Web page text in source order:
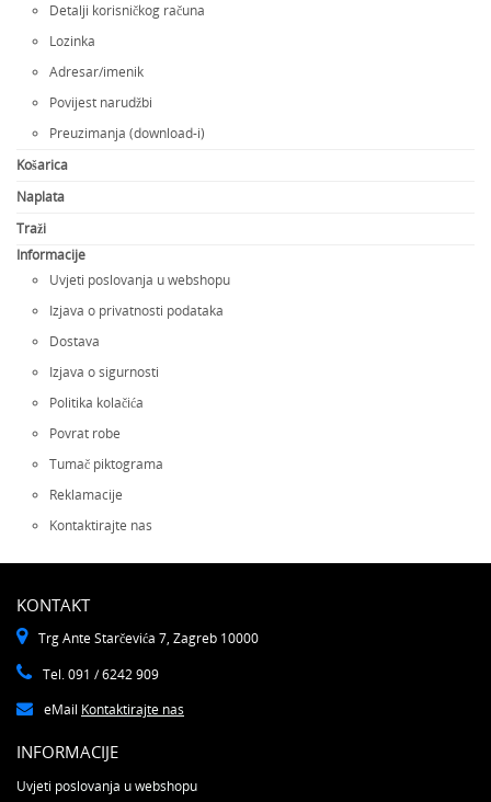
Detalji korisničkog računa
Lozinka
Adresar/imenik
Povijest narudžbi
Preuzimanja (download-i)
Košarica
Naplata
Traži
Informacije
Uvjeti poslovanja u webshopu
Izjava o privatnosti podataka
Dostava
Izjava o sigurnosti
Politika kolačića
Povrat robe
Tumač piktograma
Reklamacije
Kontaktirajte nas
KONTAKT
Trg Ante Starčevića 7, Zagreb 10000
Tel. 091 / 6242 909
eMail Kontaktirajte nas
INFORMACIJE
Uvjeti poslovanja u webshopu